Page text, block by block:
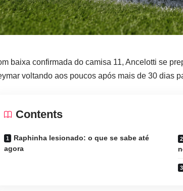
baixa confirmada do camisa 11, Ancelotti se
voltando aos poucos após mais de 30 dias
Contents
Raphinha lesionado: o que se sabe até
agora